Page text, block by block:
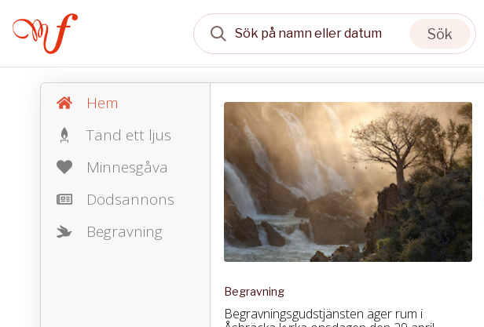
Sök
Hem
Tänd ett ljus
Minnesgåva
Dödsannons
Begravning
Begravning
Begravningsgudstjänsten äger rum i